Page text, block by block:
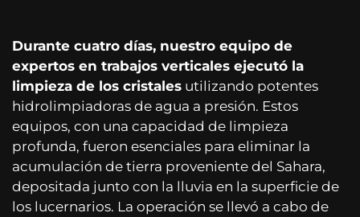
Durante cuatro días, nuestro equipo de
expertos en trabajos verticales ejecutó la
limpieza de los cristales utilizando potentes
hidrolimpiadoras de agua a presión. Estos
equipos, con una capacidad de limpieza
profunda, fueron esenciales para eliminar la
acumulación de tierra proveniente del Sahara,
depositada junto con la lluvia en la superficie de
los lucernarios. La operación se llevó a cabo de